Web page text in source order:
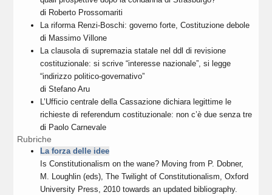
di Roberto Prossomariti
La riforma Renzi-Boschi: governo forte, Costituzione debole
di Massimo Villone
La clausola di supremazia statale nel ddl di revisione
costituzionale: si scrive “interesse nazionale”, si legge
“indirizzo politico-governativo”
di Stefano Aru
L’Ufficio centrale della Cassazione dichiara legittime le
richieste di referendum costituzionale: non c’è due senza tre
di Paolo Carnevale
Rubriche
La forza delle idee
Is Constitutionalism on the wane? Moving from P. Dobner,
M. Loughlin (eds), The Twilight of Constitutionalism, Oxford
University Press, 2010 towards an updated bibliography.